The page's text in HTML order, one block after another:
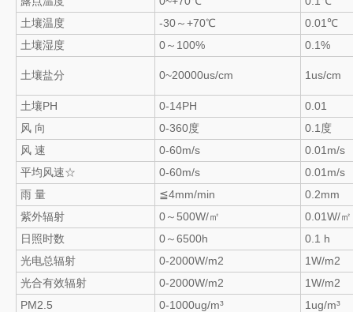
土壤温度
-30～+70℃
0.01℃
土壤湿度
0～100% 0.1%
土壤盐分 0~20000us/cm 1us/cm
土壤PH 0-14PH
0.01
风 向
0-360度
0.1度
风 速
0-60m/s
0.01m/s
平均风速☆
0-60m/s
0.01m/s
雨 量
≦4mm/min
0.2mm
紫外辐射
0～500W/㎡
0.01W/㎡
日照时数
0～6500h
0.1 h
光电总辐射
0-2000W/m2
1W/m2
光合有效辐射
0-2000W/m2
1W/m2
PM2.5
0-1000ug/m³
1ug/m³